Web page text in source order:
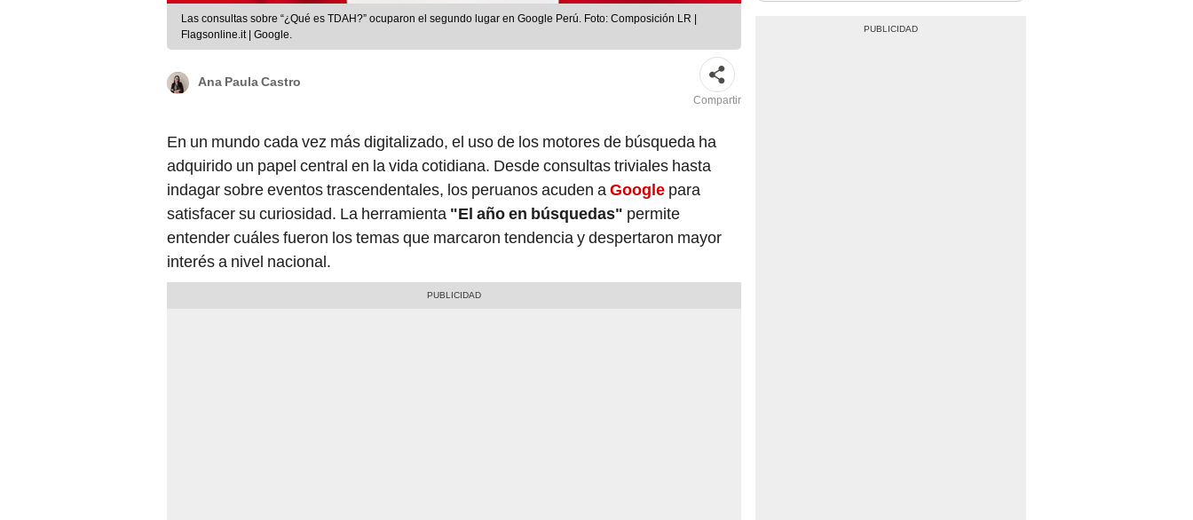
Las consultas sobre “¿Qué es TDAH?” ocuparon el segundo lugar en Google Perú. Foto: Composición LR |
Flagsonline.it | Google.
Ana Paula Castro
Compartir
En un mundo cada vez más digitalizado, el uso de los motores de búsqueda ha
adquirido un papel central en la vida cotidiana. Desde consultas triviales hasta
indagar sobre eventos trascendentales, los peruanos acuden aGoogle para
satisfacer su curiosidad. La herramienta "El año en búsquedas" permite
entender cuáles fueron los temas que marcaron tendencia y despertaron mayor
interés a nivel nacional.